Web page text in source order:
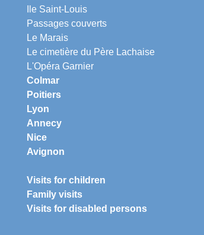
Ile Saint-Louis
Passages couverts
Le Marais
Le cimetière du Père Lachaise
L'Opéra Garnier
Colmar
Poitiers
Lyon
Annecy
Nice
Avignon
Visits for children
Family visits
Visits for disabled persons